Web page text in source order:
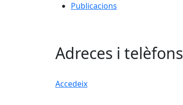
Publicacions
Adreces i telèfons
Accedeix